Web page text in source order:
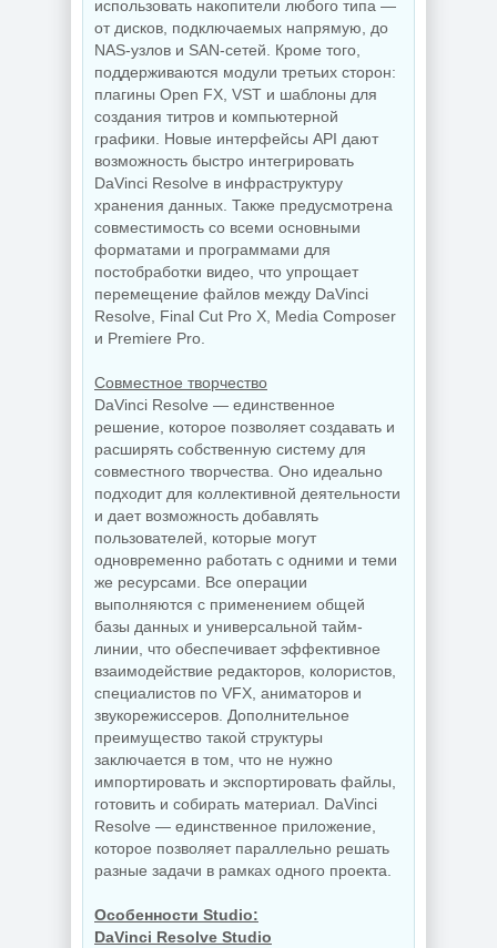
использовать накопители любого типа —
от дисков, подключаемых напрямую, до
NAS-узлов и SAN-сетей. Кроме того,
поддерживаются модули третьих сторон:
плагины Open FX, VST и шаблоны для
создания титров и компьютерной
графики. Новые интерфейсы API дают
возможность быстро интегрировать
DaVinci Resolve в инфраструктуру
хранения данных. Также предусмотрена
совместимость со всеми основными
форматами и программами для
постобработки видео, что упрощает
перемещение файлов между DaVinci
Resolve, Final Cut Pro X, Media Composer
и Premiere Pro.
Совместное творчество
DaVinci Resolve — единственное
решение, которое позволяет создавать и
расширять собственную систему для
совместного творчества. Оно идеально
подходит для коллективной деятельности
и дает возможность добавлять
пользователей, которые могут
одновременно работать с одними и теми
же ресурсами. Все операции
выполняются с применением общей
базы данных и универсальной тайм-
линии, что обеспечивает эффективное
взаимодействие редакторов, колористов,
специалистов по VFX, аниматоров и
звукорежиссеров. Дополнительное
преимущество такой структуры
заключается в том, что не нужно
импортировать и экспортировать файлы,
готовить и собирать материал. DaVinci
Resolve — единственное приложение,
которое позволяет параллельно решать
разные задачи в рамках одного проекта.
Особенности Studio:
DaVinci Resolve Studio